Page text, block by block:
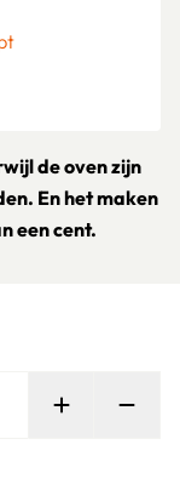
de oven zijn
En het maken
een cent.
Persoon